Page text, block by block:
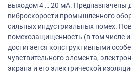
выходом 4 … 20 мА. Предназначены
виброскорости промышленного
сильных индустриальных помех.
помехозащищенность (в том числе
достигается конструктивными
чувствительного элемента,
экрана и его электрической